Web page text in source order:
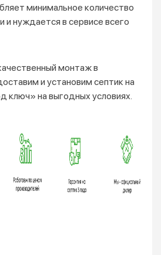
минимальное количество
и нуждается в сервисе всего
монтаж в
и установим септик на
ключ» на выгодных условиях.